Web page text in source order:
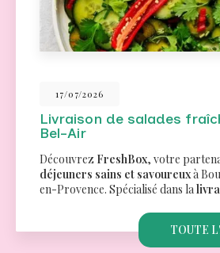
26/06/2026
Traiteur pour un
Provence
Des menus variés pour tous les
nous comprenons l'importance de
options culinaires qui répondent aux
TOUTE